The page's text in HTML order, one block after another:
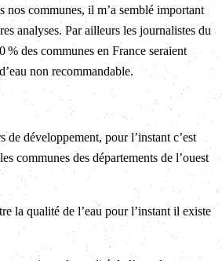
nos communes, il m’a semblé important
analyses. Par ailleurs les journalistes du
% des communes en France seraient
non recommandable.
de développement, pour l’instant c’est
communes des départements de l’ouest
la qualité de l’eau pour l’instant il existe